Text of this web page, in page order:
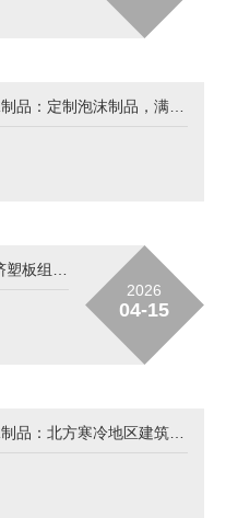
张家口广兴泡沫制品：定制泡沫制品，满足工业包装与异形需求
2026
04-15
张家口广兴泡沫制品：石墨板 + 挤塑板组合，打造高 效节能保温系统
张家口广兴泡沫制品：北方寒冷地区建筑保温的理想合作伙伴